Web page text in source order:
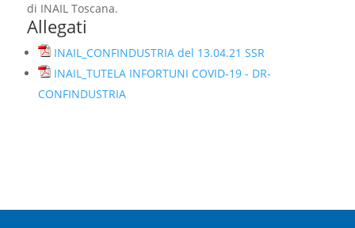
di INAIL Toscana.
Allegati
INAIL_CONFINDUSTRIA del 13.04.21 SSR
INAIL_TUTELA INFORTUNI COVID-19 - DR-
CONFINDUSTRIA